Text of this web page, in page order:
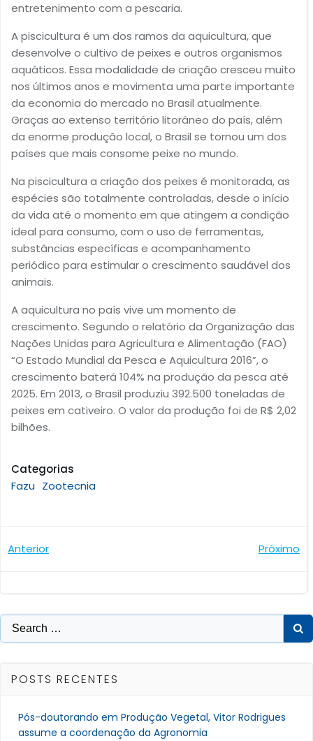
entretenimento com a pescaria.
A piscicultura é um dos ramos da aquicultura, que
desenvolve o cultivo de peixes e outros organismos
aquáticos. Essa modalidade de criação cresceu muito
nos últimos anos e movimenta uma parte importante
da economia do mercado no Brasil atualmente.
Graças ao extenso território litorâneo do país, além
da enorme produção local, o Brasil se tornou um dos
países que mais consome peixe no mundo.
Na piscicultura a criação dos peixes é monitorada, as
espécies são totalmente controladas, desde o início
da vida até o momento em que atingem a condição
ideal para consumo, com o uso de ferramentas,
substâncias específicas e acompanhamento
periódico para estimular o crescimento saudável dos
animais.
A aquicultura no país vive um momento de
crescimento. Segundo o relatório da Organização das
Nações Unidas para Agricultura e Alimentação (FAO)
“O Estado Mundial da Pesca e Aquicultura 2016”, o
crescimento baterá 104% na produção da pesca até
2025. Em 2013, o Brasil produziu 392.500 toneladas de
peixes em cativeiro. O valor da produção foi de R$ 2,02
bilhões.
Categorias
Fazu Zootecnia
Navegação
Post
Anterior
Post
Próximo
Search
for:
POSTS RECENTES
Pós-doutorando em Produção Vegetal, Vitor Rodrigues
assume a coordenação da Agronomia